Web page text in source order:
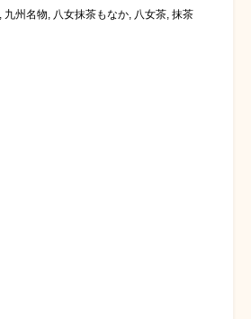
九州名物 八女抹茶もなか 八女茶 抹茶